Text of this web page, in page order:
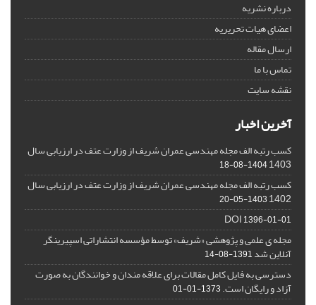
درباره نشریه
اعضای هیات تحریریه
ارسال مقاله
تماس با ما
نقشه سایت
آخرین اخبار
کسب رتبه الف مجله مهندسی عمران شریف از وزارت عتف در ارزیابی سال
1403
1404-08-18
کسب رتبه الف مجله مهندسی عمران شریف از وزارت عتف در ارزیابی سال
1402
1403-05-20
DOI1396-01-01
مجله ی علمی و پژوهشی «شریف» توسط مؤسسه انتشاراتی اسپیرینگر
آنلاین شد1391-08-14
دسترسی به فایل کامل مقالات برای علاقه مندان و خوانندگان به صورت
آزاد و رایگان است.1373-01-01